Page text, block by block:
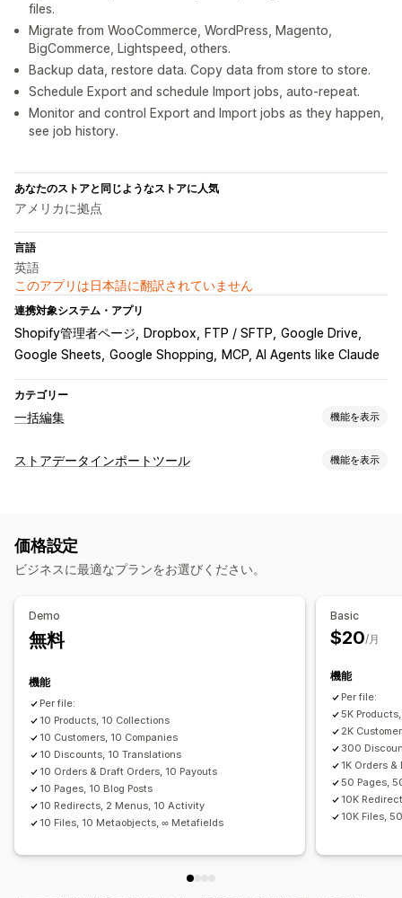
files.
Migrate from WooCommerce, WordPress, Magento,
BigCommerce, Lightspeed, others.
Backup data, restore data. Copy data from store to store.
Schedule Export and schedule Import jobs, auto-repeat.
Monitor and control Export and Import jobs as they happen,
see job history.
あなたのストアと同じようなストアに人気
アメリカに拠点
言語
英語
このアプリは日本語に翻訳されていません
連携対象システム・アプリ
Shopify管理者ページ Dropbox FTP / SFTP Google Drive
Google Sheets Google Shopping MCP, AI Agents like Claude
カテゴリー
一括編集 機能を表示
編集可能なリソース
アクション
データ移行
スケジュール式タスク
ストアデータインポートツール 機能を表示
スケジュールによる同期
スケジュール式インポート
大きいサイズのファイルに対応
お客様
商品
プラットフォーム移行
価格設定
ビジネスに最適なプランをお選びください。
Demo
無料
機能
Per file:
10 Products, 10 Collections
10 Customers, 10 Companies
10 Discounts, 10 Translations
10 Orders & Draft Orders, 10 Payouts
10 Pages, 10 Blog Posts
10 Redirects, 2 Menus, 10 Activity
10 Files, 10 Metaobjects, ∞ Metafields
Basic
$20/月
機能
Per file:
5K
2K
300
1K Orders
50 Pages,
10K
10K Files,